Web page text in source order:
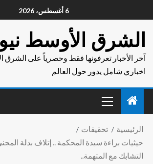
6 أغسطس، 2026
الشرق الأوسط
آخر الأخبار تعرفونها فقط وحصرياً على الشرق
اخباري شامل يدور حول العالم
الرئيسية
تحقيقات
حيثيات براءة سيدة المحكمة .. إتلاف بدلة
التشابك مع المتهمة..